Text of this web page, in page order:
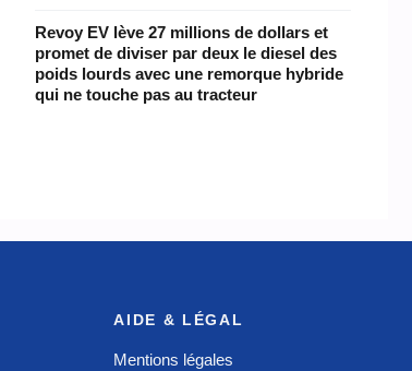
Revoy EV lève 27 millions de dollars et
promet de diviser par deux le diesel des
poids lourds avec une remorque hybride
qui ne touche pas au tracteur
AIDE & LÉGAL
Mentions légales